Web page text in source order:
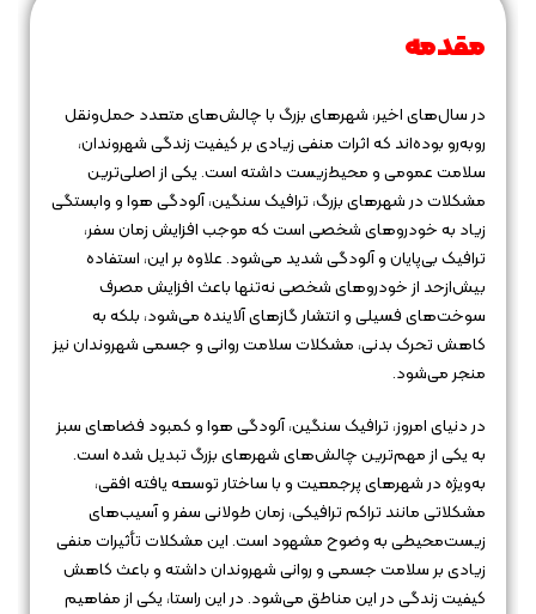
مقدمه
در سال‌های اخیر، شهرهای بزرگ با چالش‌های متعدد حمل‌ونقل
روبه‌رو بوده‌اند که اثرات منفی زیادی بر کیفیت زندگی شهروندان،
سلامت عمومی و محیط‌زیست داشته است. یکی از اصلی‌ترین
مشکلات در شهرهای بزرگ، ترافیک سنگین، آلودگی هوا و وابستگی
زیاد به خودروهای شخصی است که موجب افزایش زمان سفر،
ترافیک بی‌پایان و آلودگی شدید می‌شود. علاوه بر این، استفاده
بیش‌ازحد از خودروهای شخصی نه‌تنها باعث افزایش مصرف
سوخت‌های فسیلی و انتشار گازهای آلاینده می‌شود، بلکه به
کاهش تحرک بدنی، مشکلات سلامت روانی و جسمی شهروندان نیز
منجر می‌شود.
در دنیای امروز، ترافیک سنگین، آلودگی هوا و کمبود فضاهای سبز
به یکی از مهم‌ترین چالش‌های شهرهای بزرگ تبدیل شده است.
به‌ویژه در شهرهای پرجمعیت و با ساختار توسعه یافته افقی،
مشکلاتی مانند تراکم ترافیکی، زمان طولانی سفر و آسیب‌های
زیست‌محیطی به وضوح مشهود است. این مشکلات تأثیرات منفی
زیادی بر سلامت جسمی و روانی شهروندان داشته و باعث کاهش
کیفیت زندگی در این مناطق می‌شود. در این راستا، یکی از مفاهیم